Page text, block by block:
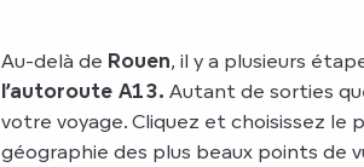
Au-delà de Rouen, il y a plusieurs
l’autoroute A13. Autant de sorties
votre voyage. Cliquez et choisissez le
géographie des plus beaux points de